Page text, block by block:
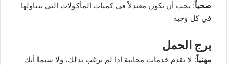
صحياً: يجب أن تكون معتدلاً في كميات المأكولات التي تتناولها
في كل وجبة
برج الحمل
مهنياً: لا تقدم خدمات مجانية اذا لم ترغب بذلك، ولا سيما أنك